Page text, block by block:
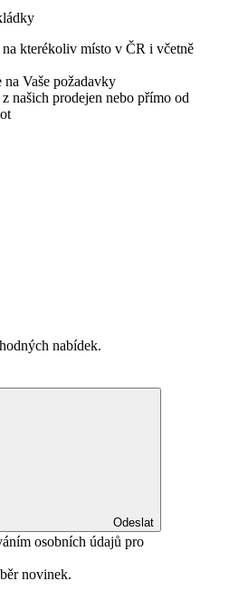
kterékoliv místo v ČR i včetně
na Vaše požadavky
našich prodejen nebo přímo od
nabídek.
Odeslat
osobních údajů pro
novinek.